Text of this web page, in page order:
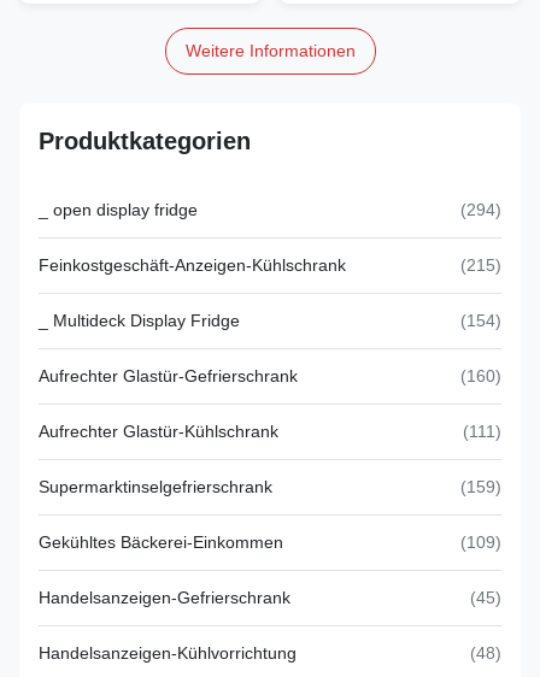
Weitere Informationen
Produktkategorien
_ open display fridge (294)
Feinkostgeschäft-Anzeigen-Kühlschrank (215)
_ Multideck Display Fridge (154)
Aufrechter Glastür-Gefrierschrank (160)
Aufrechter Glastür-Kühlschrank (111)
Supermarktinselgefrierschrank (159)
Gekühltes Bäckerei-Einkommen (109)
Handelsanzeigen-Gefrierschrank (45)
Handelsanzeigen-Kühlvorrichtung (48)